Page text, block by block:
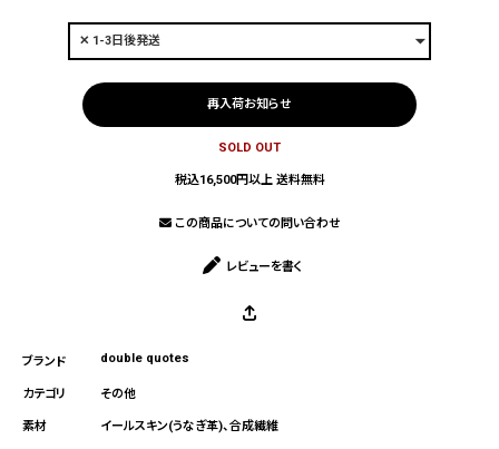
再入荷お知らせ
SOLD OUT
税込16,500円以上 送料無料
この商品についての問い合わせ
レビューを書く
double quotes
その他
イールスキン(うなぎ革)、合成繊維